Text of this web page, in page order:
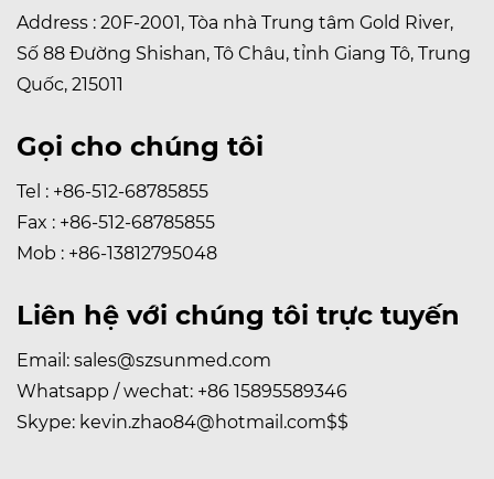
Address : 20F-2001, Tòa nhà Trung tâm Gold River,
Số 88 Đường Shishan, Tô Châu, tỉnh Giang Tô, Trung
Quốc, 215011
Gọi cho chúng tôi
Tel : +86-512-68785855
Fax : +86-512-68785855
Mob : +86-13812795048
Liên hệ với chúng tôi trực tuyến
Email: sales@szsunmed.com
Whatsapp / wechat: +86 15895589346
Skype: kevin.zhao84@hotmail.com$$